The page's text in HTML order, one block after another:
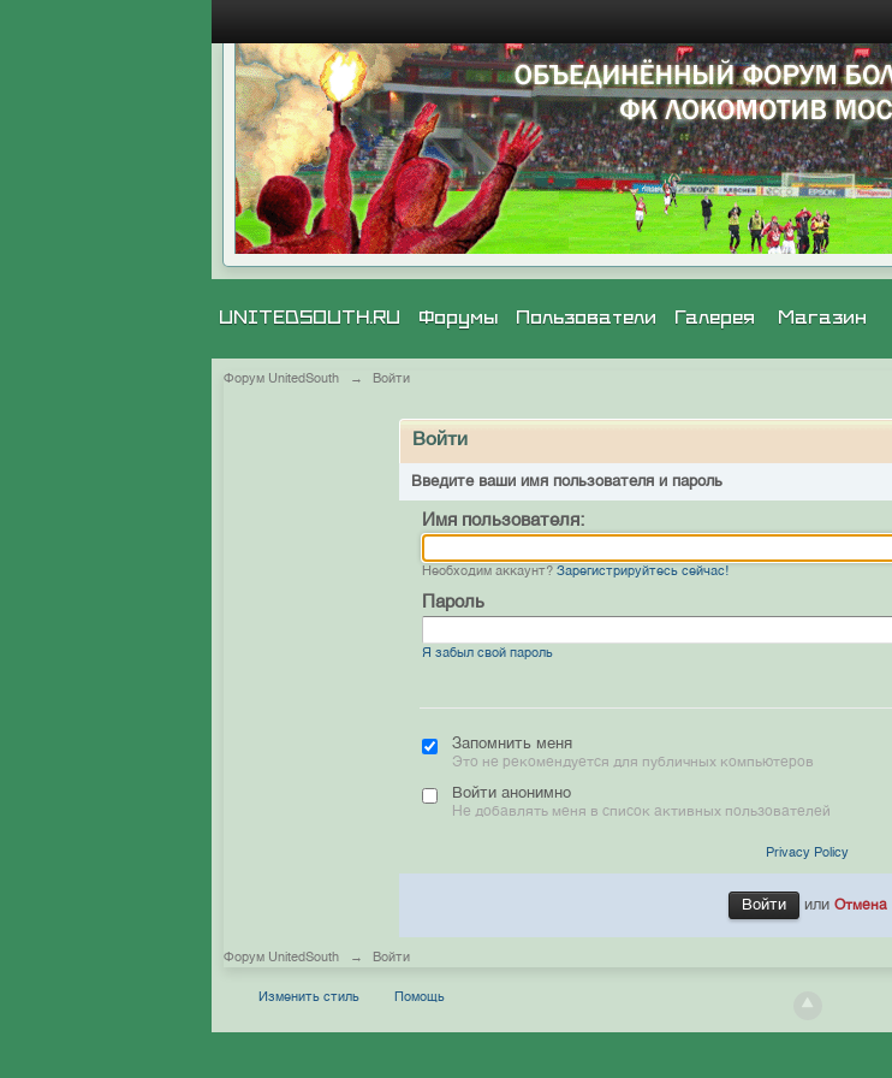
UNITEDSOUTH.RU Галерея Магазин
Форумы Пользователи
Форум UnitedSouth → Войти
Войти
Введите ваши имя пользователя и пароль
Имя пользователя:
Необходим аккаунт? Зарегистрируйтесь сейчас!
Пароль
Я забыл свой пароль
Запомнить меня
Это не рекомендуется для публичных компьютеров
Войти анонимно
Не добавлять меня в список активных пользователей
Privacy Policy
или Отмена
Форум UnitedSouth → Войти
Изменить стиль Помощь